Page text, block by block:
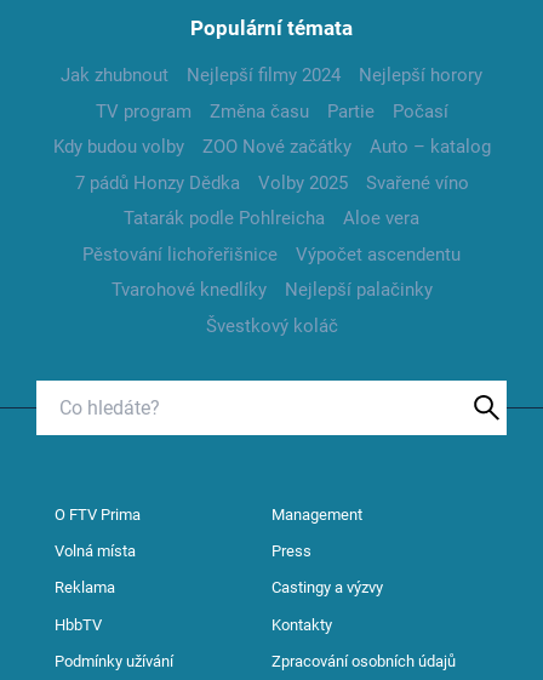
Populární témata
Jak zhubnout Nejlepší filmy 2024
Nejlepší horory
TV program
Změna času Partie
Počasí
Kdy budou volby
ZOO Nové začátky
Auto – katalog
7 pádů Honzy Dědka
Volby 2025
Svařené víno
Tatarák podle Pohlreicha
Aloe vera
Pěstování lichořeřišnice
Výpočet ascendentu
Tvarohové knedlíky
Nejlepší palačinky
Švestkový koláč
O FTV Prima Management
Volná místa Press
Reklama Castingy a výzvy
HbbTV Kontakty
Podmínky užívání Zpracování osobních údajů